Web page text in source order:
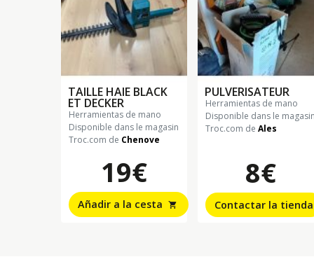
TAILLE HAIE BLACK
ET DECKER
herramientas de mano
Disponible dans le magasin
Troc.com de Chenove
19€
Añadir a la cesta shopping_cart
PULVERISATEUR
herramientas de mano
Disponible dans le
Troc.com de Ales
8€
Contactar la tienda